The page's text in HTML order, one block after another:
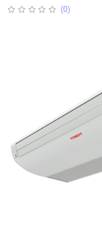
(0)